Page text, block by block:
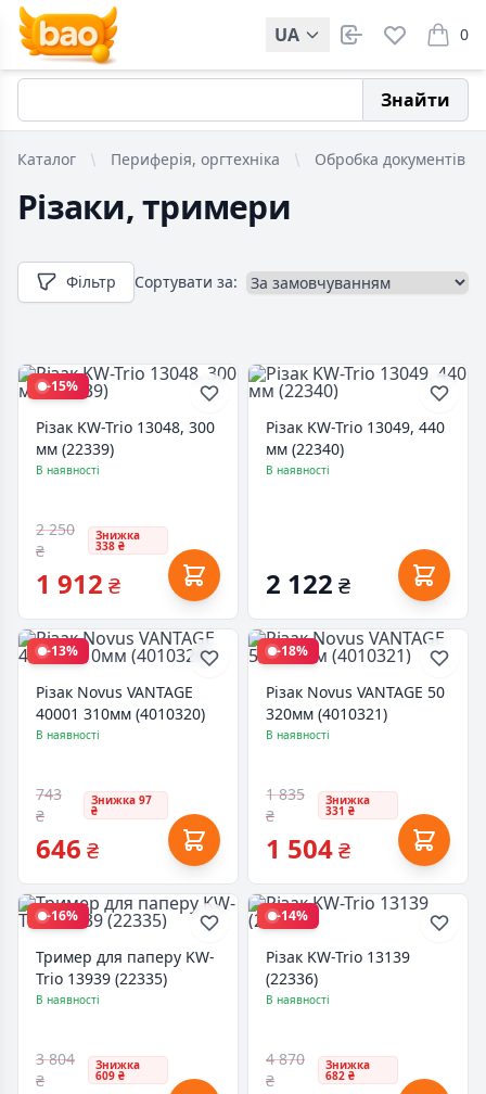
UA 0
items
Знайти
Каталог Периферія, оргтехніка Обробка документів
Різаки, тримери
Фільтр Сортувати за:
-15%
Різак KW-Trio 13048, 300
мм (22339)
В наявності
2 250
₴
Знижка
338 ₴
1 912 ₴
Різак KW-Trio 13049, 440
мм (22340)
В наявності
2 122 ₴
-13%
Різак Novus VANTAGE
40001 310мм (4010320)
В наявності
743
₴
Знижка 97
₴
646 ₴
-18%
Різак Novus VANTAGE 50
320мм (4010321)
В наявності
1 835
₴
Знижка
331 ₴
1 504₴
-16%
Тример для паперу KW-
Trio 13939 (22335)
В наявності
3 804
₴
Знижка
609 ₴
-14%
Різак KW-Trio 13139
(22336)
В наявності
4 870
₴
Знижка
682 ₴